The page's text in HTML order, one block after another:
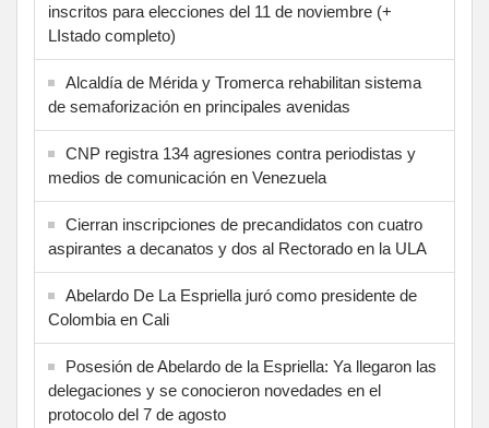
inscritos para elecciones del 11 de noviembre (+
LIstado completo)
Alcaldía de Mérida y Tromerca rehabilitan sistema
de semaforización en principales avenidas
CNP registra 134 agresiones contra periodistas y
medios de comunicación en Venezuela
Cierran inscripciones de precandidatos con cuatro
aspirantes a decanatos y dos al Rectorado en la ULA
Abelardo De La Espriella juró como presidente de
Colombia en Cali
Posesión de Abelardo de la Espriella: Ya llegaron las
delegaciones y se conocieron novedades en el
protocolo del 7 de agosto